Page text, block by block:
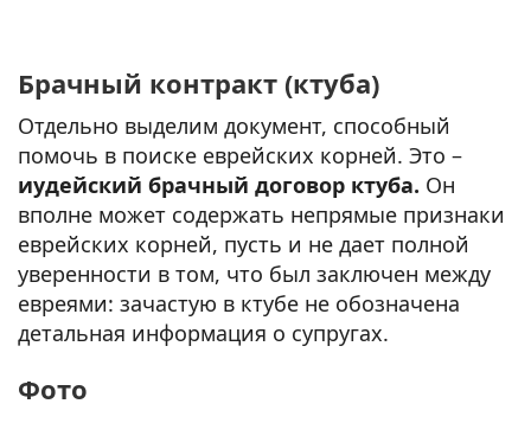
Брачный контракт (ктуба)
Отдельно выделим документ, способный
помочь в поиске еврейских корней. Это –
иудейский брачный договор ктуба. Он
вполне может содержать непрямые признаки
еврейских корней, пусть и не дает полной
уверенности в том, что был заключен между
евреями: зачастую в ктубе не обозначена
детальная информация о супругах.
Фото